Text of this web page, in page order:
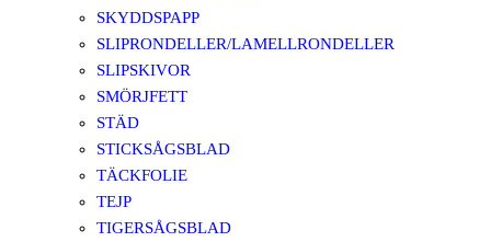
SKYDDSPAPP
SLIPRONDELLER/LAMELLRONDELLER
SLIPSKIVOR
SMÖRJFETT
STÄD
STICKSÅGSBLAD
TÄCKFOLIE
TEJP
TIGERSÅGSBLAD